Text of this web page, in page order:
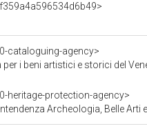
cataloguing-agency>
i beni artistici e storici del
protection-agency>
Archeologia, Belle